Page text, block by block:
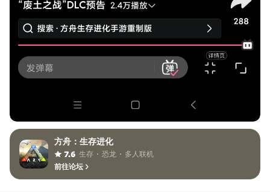
方舟：生存进化
7.6 生存 恐龙
多人联机
前往论坛